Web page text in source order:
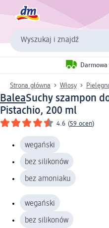
Wyszukaj i znajdź
Darmowa
Strona główna Włosy
BaleaSuchy szampon
Pistachio, 200 ml
4.6 (59 ocen)
wegański
bez silikonów
bez amoniaku
wegański
bez silikonów